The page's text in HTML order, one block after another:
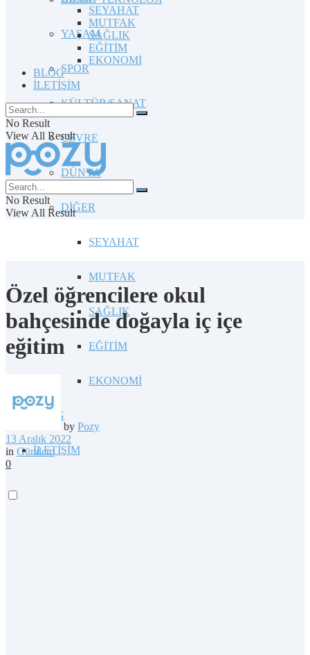
YAŞAM
SPOR
KÜLTÜR/SANAT
ÇEVRE
DÜNYA
DİĞER
SEYAHAT
MUTFAK
SAĞLIK
EĞİTİM
EKONOMİ
BLOG
İLETİŞİM
SEYAHAT
MUTFAK
SAĞLIK
EĞİTİM
EKONOMİ
BLOG
İLETİŞİM
No Result
View All Result
No Result
View All Result
Özel öğrencilere okul
bahçesinde doğayla iç içe
eğitim
by Pozy
13 Aralık 2022
in Gündem
0